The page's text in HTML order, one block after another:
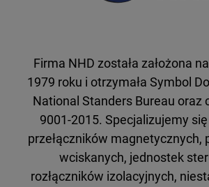
Firma NHD została założona
1979 roku i otrzymała Symbol
National Standers Bureau oraz
9001-2015. Specjalizujemy
przełączników magnetycznych,
wciskanych, jednostek
rozłączników izolacyjnych,